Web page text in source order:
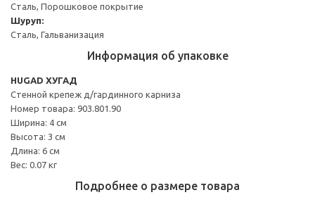
Сталь, Порошковое покрытие
Шуруп:
Сталь, Гальванизация
Информация об упаковке
HUGAD ХУГАД
Стенной крепеж д/гардинного карниза
Номер товара: 903.801.90
Ширина: 4 см
Высота: 3 см
Длина: 6 см
Вес: 0.07 кг
Подробнее о размере товара